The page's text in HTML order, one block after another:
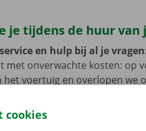
je tijdens de huur van
en hulp bij al je
met onverwachte kosten: op
het voertuig en overlopen we
staat er 24/7 assistentie en
je zorgeloos op pad met je
cookies